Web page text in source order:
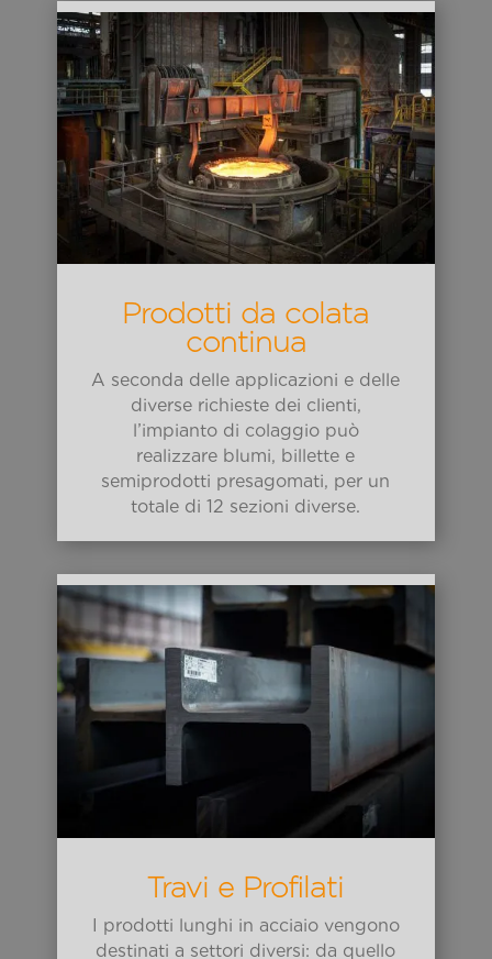
Prodotti da colata
continua
A seconda delle applicazioni e delle
diverse richieste dei clienti,
l’impianto di colaggio può
realizzare blumi, billette e
semiprodotti presagomati, per un
totale di 12 sezioni diverse.
Travi e Profilati
I prodotti lunghi in acciaio vengono
destinati a settori diversi: da quello